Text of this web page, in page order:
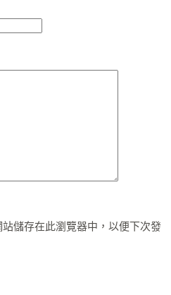
儲存在此瀏覽器中，以便下次發